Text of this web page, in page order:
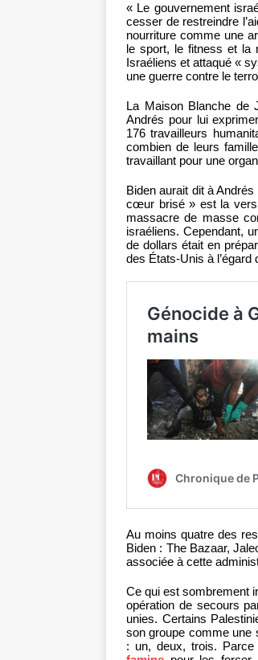
« Le gouvernement
cesser de restreindre
nourriture comme une
le sport, le fitness et la
Israéliens et attaqué «
une guerre contre le
La Maison Blanche de
Andrés pour lui
176 travailleurs
combien de leurs
travaillant pour une
Biden aurait dit à
cœur brisé » est la
massacre de masse
israéliens. Cependant,
de dollars était en
des États-Unis à l’égard
Au moins quatre des
Biden : The Bazaar,
associée à cette
Ce qui est sombrement
opération de secours
unies. Certains
son groupe comme une
: un, deux, trois. Parce